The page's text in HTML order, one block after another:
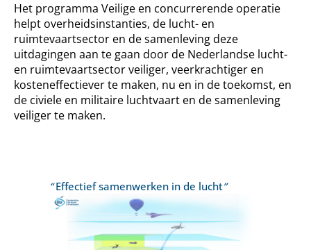
Het programma Veilige en concurrerende operatie
helpt overheidsinstanties, de lucht- en
ruimtevaartsector en de samenleving deze
uitdagingen aan te gaan door de Nederlandse lucht-
en ruimtevaartsector veiliger, veerkrachtiger en
kosteneffectiever te maken, nu en in de toekomst, en
de civiele en militaire luchtvaart en de samenleving
veiliger te maken.
“Effectief samenwerken in de lucht”